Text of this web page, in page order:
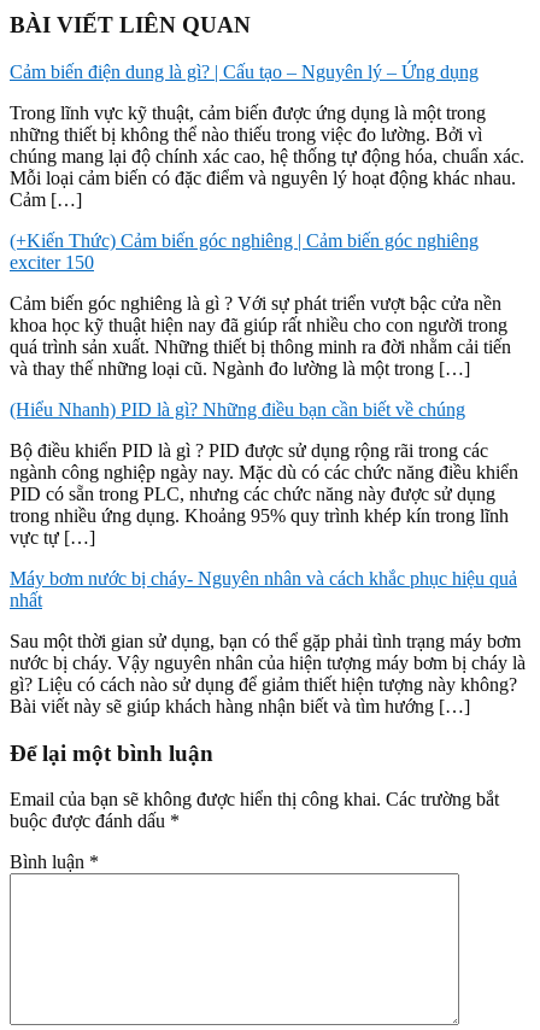
BÀI VIẾT LIÊN QUAN
Cảm biến điện dung là gì? | Cấu tạo – Nguyên lý – Ứng dụng
Trong lĩnh vực kỹ thuật, cảm biến được ứng dụng là một trong
những thiết bị không thể nào thiếu trong việc đo lường. Bởi vì
chúng mang lại độ chính xác cao, hệ thống tự động hóa, chuẩn xác.
Mỗi loại cảm biến có đặc điểm và nguyên lý hoạt động khác nhau.
Cảm […]
(+Kiến Thức) Cảm biến góc nghiêng | Cảm biến góc nghiêng
exciter 150
Cảm biến góc nghiêng là gì ? Với sự phát triển vượt bậc cửa nền
khoa học kỹ thuật hiện nay đã giúp rất nhiều cho con người trong
quá trình sản xuất. Những thiết bị thông minh ra đời nhằm cải tiến
và thay thế những loại cũ. Ngành đo lường là một trong […]
(Hiểu Nhanh) PID là gì? Những điều bạn cần biết về chúng
Bộ điều khiển PID là gì ? PID được sử dụng rộng rãi trong các
ngành công nghiệp ngày nay. Mặc dù có các chức năng điều khiển
PID có sẵn trong PLC, nhưng các chức năng này được sử dụng
trong nhiều ứng dụng. Khoảng 95% quy trình khép kín trong lĩnh
vực tự […]
Máy bơm nước bị cháy- Nguyên nhân và cách khắc phục hiệu quả
nhất
Sau một thời gian sử dụng, bạn có thể gặp phải tình trạng máy bơm
nước bị cháy. Vậy nguyên nhân của hiện tượng máy bơm bị cháy là
gì? Liệu có cách nào sử dụng để giảm thiết hiện tượng này không?
Bài viết này sẽ giúp khách hàng nhận biết và tìm hướng […]
Để lại một bình luận
Email của bạn sẽ không được hiển thị công khai. Các trường bắt
buộc được đánh dấu *
Bình luận *